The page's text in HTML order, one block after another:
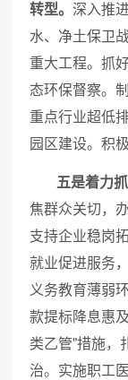
转型。深入推
水、净土保卫
重大工程。抓
态环保督察。
重点行业超低
园区建设。积
五是着力
焦群众关切，
支持企业稳岗
就业促进服务
义务教育薄弱
款提标降息惠
类乙管”措施，
治。实施职工